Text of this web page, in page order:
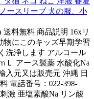
ースリーブ 犬の服、小
料無料 商品説明 16xリ
物にこのキッズ早期学習
洗浄します アルコール
Ｌ アース製薬 水酸化Na
入元又は販売元 沖縄 日
電話番号：022-398-
激 亜塩素酸Na リン酸